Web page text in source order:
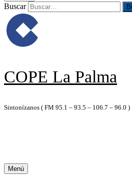
Buscar
COPE La Palma
Sintonízanos ( FM 95.1 – 93.5 – 106.7 – 96.0 )
Menú